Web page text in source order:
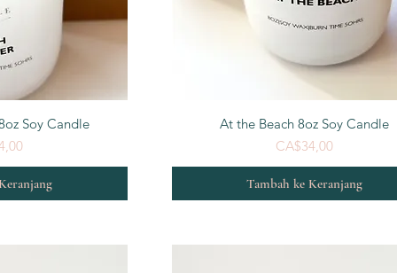
CepatSoy Candle
Tampilan Cepat
At the Beach 8oz Soy Candle
Harga
CA$34,00
Tambah ke Keranjang